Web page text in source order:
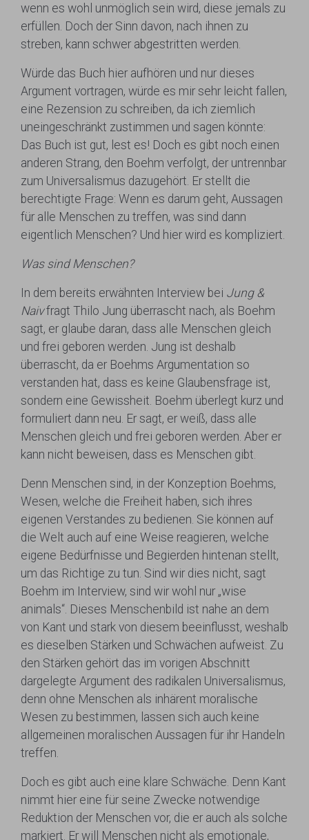
wenn es wohl unmöglich sein wird, diese jemals zu
erfüllen. Doch der Sinn davon, nach ihnen zu
streben, kann schwer abgestritten werden.
Würde das Buch hier aufhören und nur dieses
Argument vortragen, würde es mir sehr leicht fallen,
eine Rezension zu schreiben, da ich ziemlich
uneingeschränkt zustimmen und sagen könnte:
Das Buch ist gut, lest es! Doch es gibt noch einen
anderen Strang, den Boehm verfolgt, der untrennbar
zum Universalismus dazugehört. Er stellt die
berechtigte Frage: Wenn es darum geht, Aussagen
für alle Menschen zu treffen, was sind dann
eigentlich Menschen? Und hier wird es kompliziert.
Was sind Menschen?
In dem bereits erwähnten Interview bei Jung &
Naivfragt Thilo Jung überrascht nach, als Boehm
sagt, er glaube daran, dass alle Menschen gleich
und frei geboren werden. Jung ist deshalb
überrascht, da er Boehms Argumentation so
verstanden hat, dass es keine Glaubensfrage ist,
sondern eine Gewissheit. Boehm überlegt kurz und
formuliert dann neu. Er sagt, er weiß, dass alle
Menschen gleich und frei geboren werden. Aber er
kann nicht beweisen, dass es Menschen gibt.
Denn Menschen sind, in der Konzeption Boehms,
Wesen, welche die Freiheit haben, sich ihres
eigenen Verstandes zu bedienen. Sie können auf
die Welt auch auf eine Weise reagieren, welche
eigene Bedürfnisse und Begierden hintenan stellt,
um das Richtige zu tun. Sind wir dies nicht, sagt
Boehm im Interview, sind wir wohl nur „wise
animals“. Dieses Menschenbild ist nahe an dem
von Kant und stark von diesem beeinflusst, weshalb
es dieselben Stärken und Schwächen aufweist. Zu
den Stärken gehört das im vorigen Abschnitt
dargelegte Argument des radikalen Universalismus,
denn ohne Menschen als inhärent moralische
Wesen zu bestimmen, lassen sich auch keine
allgemeinen moralischen Aussagen für ihr Handeln
treffen.
Doch es gibt auch eine klare Schwäche. Denn Kant
nimmt hier eine für seine Zwecke notwendige
Reduktion der Menschen vor, die er auch als solche
markiert. Er will Menschen nicht als emotionale,